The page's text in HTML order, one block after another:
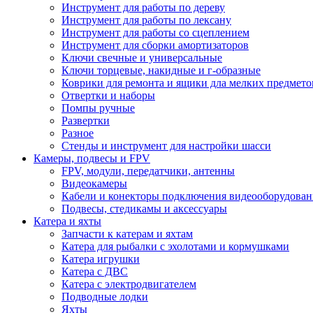
Инструмент для работы по дереву
Инструмент для работы по лексану
Инструмент для работы со сцеплением
Инструмент для сборки амортизаторов
Ключи свечные и универсальные
Ключи торцевые, накидные и г-образные
Коврики для ремонта и ящики дла мелких
Отвертки и наборы
Помпы ручные
Развертки
Разное
Стенды и инструмент для настройки шасси
Камеры, подвесы и FPV
FPV, модули, передатчики, антенны
Видеокамеры
Кабели и конекторы подключения
Подвесы, стедикамы и аксессуары
Катера и яхты
Запчасти к катерам и яхтам
Катера для рыбалки с эхолотами и кормушками
Катера игрушки
Катера с ДВС
Катера с электродвигателем
Подводные лодки
Яхты